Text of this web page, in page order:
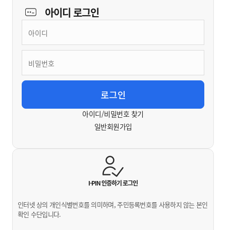
아이디로그인
아이디/비밀번호 찾기
일반회원가입
I-PIN 인증하기로그인
인터넷 상의 개인식별번호를 의미하며, 주민등록번호를 사용하지 않는 본인
확인 수단입니다.